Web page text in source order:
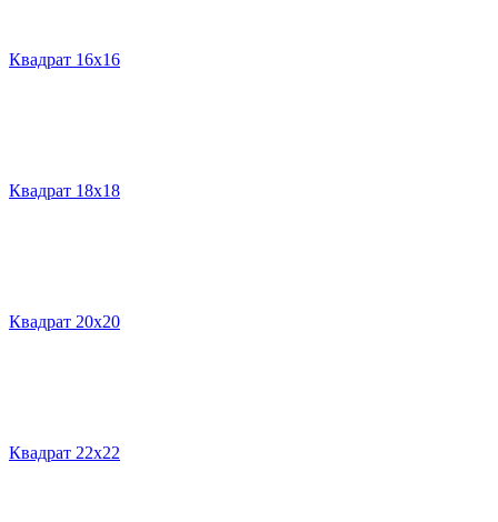
Квадрат 16х16
Квадрат 18х18
Квадрат 20х20
Квадрат 22х22